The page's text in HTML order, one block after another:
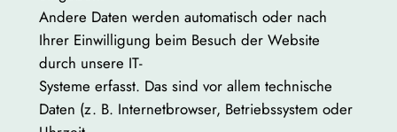
Andere Daten werden automatisch oder nach
Ihrer Einwilligung beim Besuch der Website
durch unsere IT-
Systeme erfasst. Das sind vor allem technische
Daten (z. B. Internetbrowser, Betriebssystem oder